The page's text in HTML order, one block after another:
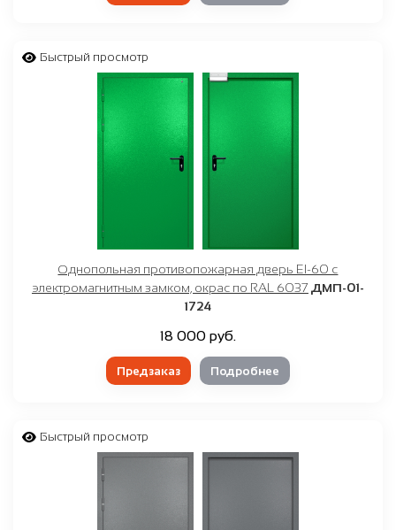
Быстрый просмотр
Однопольная противопожарная дверь EI-60 с
электромагнитным замком, окрас по RAL 6037 ДМП-01-
1724
18 000 руб.
Предзаказ Подробнее
Быстрый просмотр